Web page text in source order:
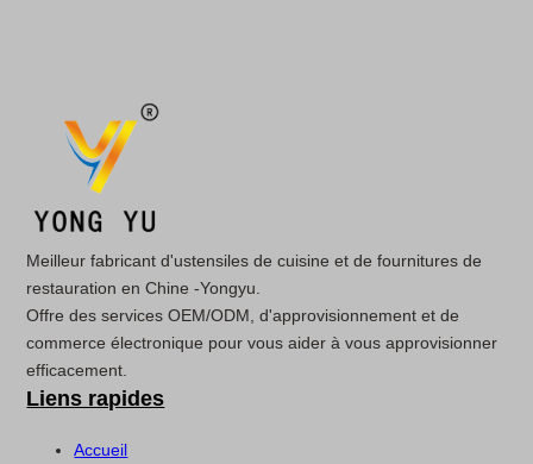
Meilleur fabricant d'ustensiles de cuisine et de fournitures de
restauration en Chine -Yongyu.
Offre des services OEM/ODM, d'approvisionnement et de
commerce électronique pour vous aider à vous approvisionner
efficacement.
Liens rapides
Accueil